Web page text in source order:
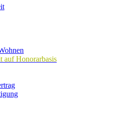
auf Honorarbasis